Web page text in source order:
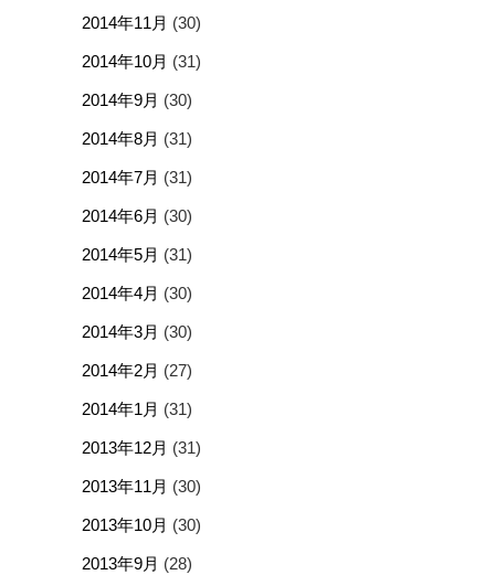
2014年11月 (30)
2014年10月 (31)
2014年9月 (30)
2014年8月 (31)
2014年7月 (31)
2014年6月 (30)
2014年5月 (31)
2014年4月 (30)
2014年3月 (30)
2014年2月 (27)
2014年1月 (31)
2013年12月 (31)
2013年11月 (30)
2013年10月 (30)
2013年9月 (28)